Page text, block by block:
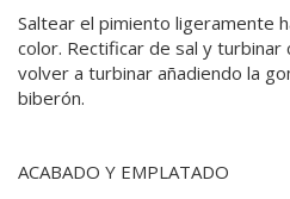
Saltear el pimiento ligeramente
color. Rectificar de sal y turbinar
volver a turbinar añadiendo la
biberón.
ACABADO Y EMPLATADO